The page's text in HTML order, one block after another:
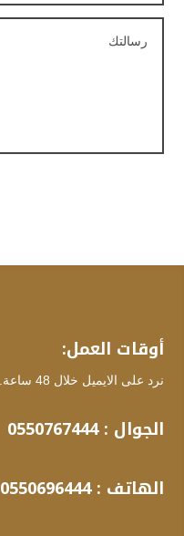
أوقات العمل:
نرد على الايميل خلال 48 ساعة.
الجوال :0550767444
الهاتف :0550696444